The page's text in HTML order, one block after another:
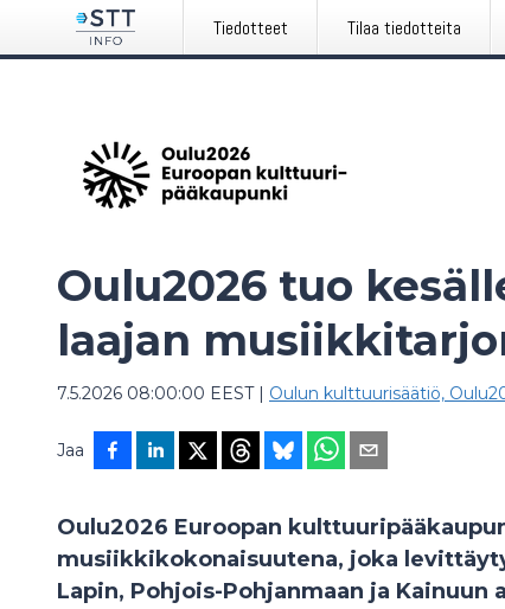
Tiedotteet Tilaa tiedotteita
Oulu2026 tuo
laajan
7.5.2026 08:00:00 EEST| Oulun kulttuurisäätiö,
Jaa
Oulu2026 Euroopan
musiikkikokonaisuutena, joka
Lapin, Pohjois-Pohjanmaan ja Kainuun